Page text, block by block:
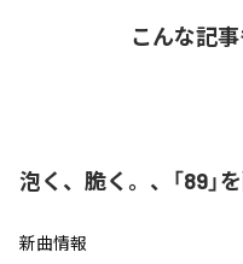
こんな記
泡く、脆く。、「89」
新曲情報